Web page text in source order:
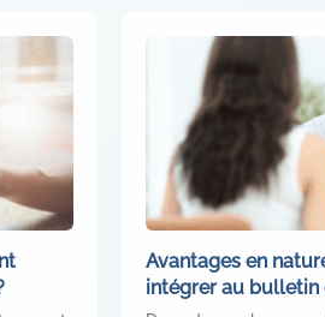
Avantages en
intégrer au bulletin